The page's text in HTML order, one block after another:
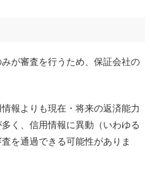
が審査を行うため、保証会社の
報よりも現在・将来の返済能力
く、信用情報に異動（いわゆる
を通過できる可能性がありま